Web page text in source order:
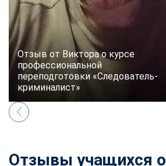
Отзыв от Виктора о курсе
профессиональной
переподготовки «Следователь-
криминалист»
Отзывы учащихся о